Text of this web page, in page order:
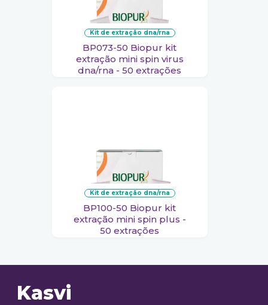
kit de extração dna/rna
BP073-50 Biopur kit
extração mini spin virus
dna/rna - 50 extrações
kit de extração dna/rna
BP100-50 Biopur kit
extração mini spin plus -
50 extrações
Kasvi